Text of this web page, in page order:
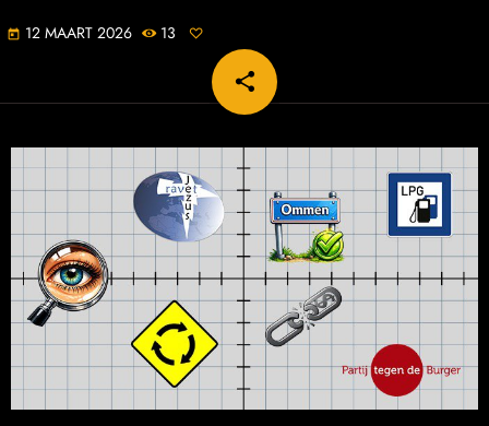
today 12 MAART 2026 13
share
email